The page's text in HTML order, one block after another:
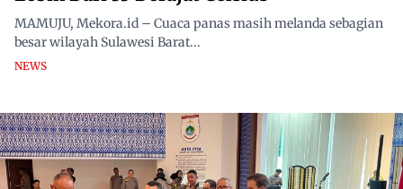
MAMUJU, Mekora.id – Cuaca panas masih melanda sebagian
besar wilayah Sulawesi Barat...
NEWS